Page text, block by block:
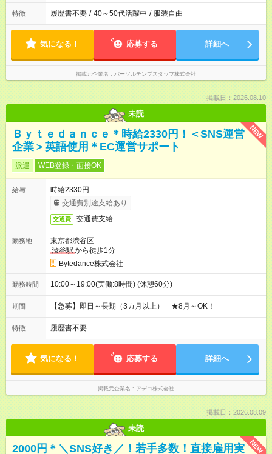
特徴 履歴書不要 / 40～50代活躍中 / 服装自由
気になる！ 応募する 詳細へ
掲載元企業名 パーソルテンプスタッフ株式会社
掲載日：2026.08.10
未読
NEW
Ｂｙｔｅｄａｎｃｅ＊時給2330円！＜SNS運営
企業＞英語使用＊EC運営サポート
派遣 WEB登録・面接OK
給与
時給2330円
交通費別途支給あり
交通費 交通費支給
勤務地
東京都渋谷区
渋谷駅から徒歩1分
Bytedance株式会社
勤務時間 10:00～19:00(実働:8時間) (休憩60分)
期間 【急募】即日～長期（3カ月以上） ★8月～OK！
特徴 履歴書不要
気になる！ 応募する 詳細へ
掲載元企業名 アデコ株式会社
掲載日：2026.08.09
未読
NEW
2000円＊＼SNS好き／！若手多数！直接雇用実